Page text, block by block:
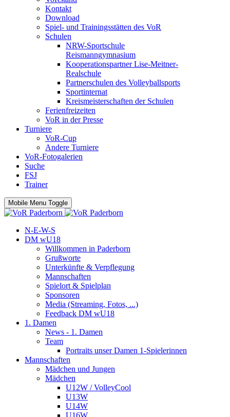
Kontakt
Download
Spiel- und Trainingsstätten des VoR
Schulen
NRW-Sportschule
Reismanngymnasium
Kooperationspartner Lise-Meitner-
Realschule
Partnerschulen des Volleyballsports
Sportinternat
Kreismeisterschaften der Schulen
Ferienfreizeiten
VoR in der Presse
Turniere
VoR-Cup
Andere Turniere
VoR-Fotogalerien
Suche
FSJ
Trainer
Mobile Menu Toggle
N-E-W-S
DM wU18
Willkommen in Paderborn
Grußworte
Unterkünfte & Verpflegung
Mannschaften
Spielort & Spielplan
Sponsoren
Media (Streaming, Fotos, ...)
Feedback DM wU18
1. Damen
News - 1. Damen
Team
Portraits unser Damen 1-Spielerinnen
Mannschaften
Mädchen und Jungen
Mädchen
U12W / VolleyCool
U13W
U14W
U16W